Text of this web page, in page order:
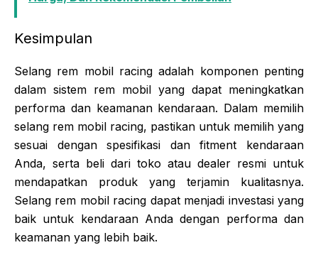
Kesimpulan
Selang rem mobil racing adalah komponen penting
dalam sistem rem mobil yang dapat meningkatkan
performa dan keamanan kendaraan. Dalam memilih
selang rem mobil racing, pastikan untuk memilih yang
sesuai dengan spesifikasi dan fitment kendaraan
Anda, serta beli dari toko atau dealer resmi untuk
mendapatkan produk yang terjamin kualitasnya.
Selang rem mobil racing dapat menjadi investasi yang
baik untuk kendaraan Anda dengan performa dan
keamanan yang lebih baik.